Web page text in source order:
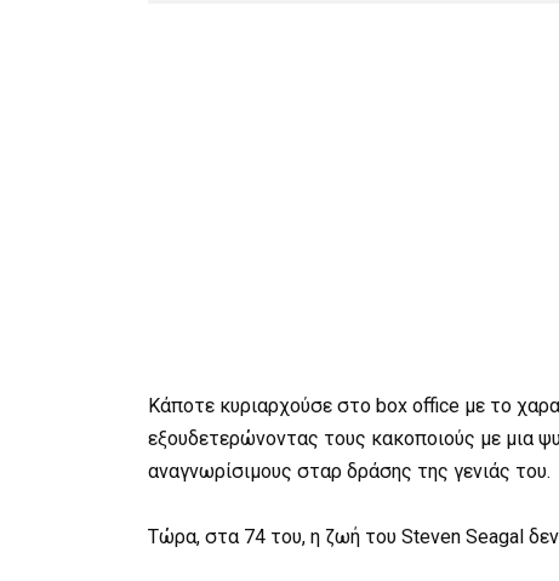
Κάποτε κυριαρχούσε στο box office με το
εξουδετερώνοντας τους κακοποιούς με μια
αναγνωρίσιμους σταρ δράσης της γενιάς του.
Τώρα, στα 74 του, η ζωή του Steven Seagal